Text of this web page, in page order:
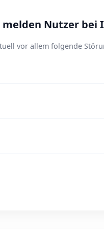
Nutzer bei
vor allem folgende